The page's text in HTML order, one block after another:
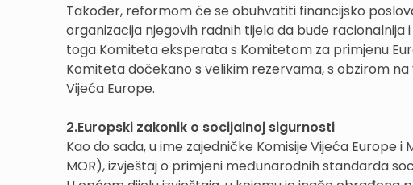
Također, reformom će se obuhvatiti financijsko
organizacija njegovih radnih tijela da bude racionalnija
toga Komiteta eksperata s Komitetom za primjenu
Komiteta dočekano s velikim rezervama, s obzirom
Vijeća Europe.
2.Europski zakonik o socijalnoj sigurnosti
Kao do sada, u ime zajedničke Komisije Vijeća
MOR), izvještaj o primjeni međunarodnih standarda